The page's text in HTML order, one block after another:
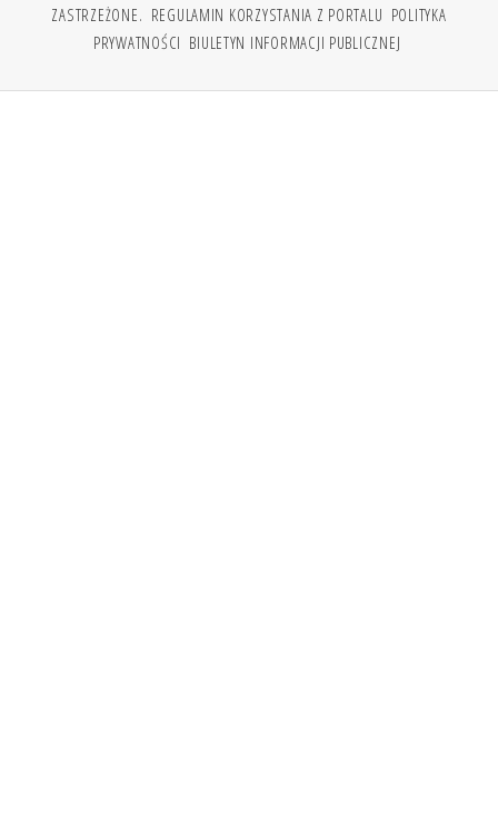
ZASTRZEŻONE. REGULAMIN KORZYSTANIA Z PORTALU POLITYKA
PRYWATNOŚCI BIULETYN INFORMACJI PUBLICZNEJ